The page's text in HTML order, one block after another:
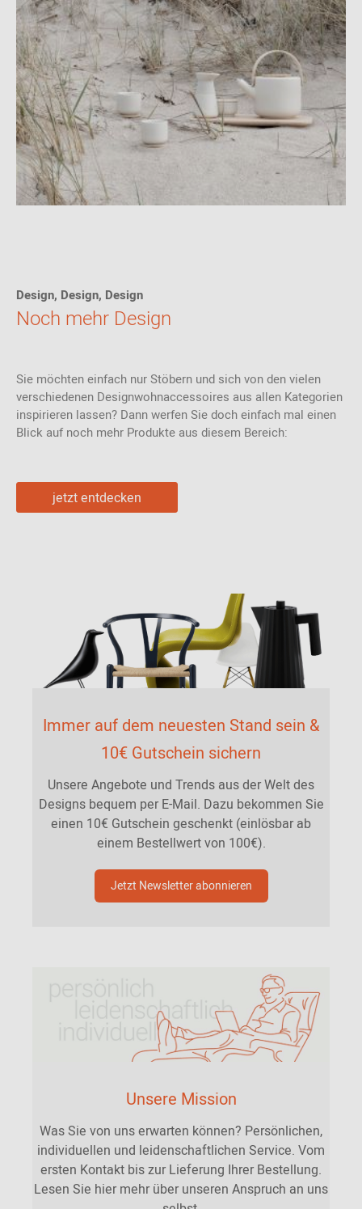
Design, Design, Design
Noch mehr Design
Sie möchten einfach nur Stöbern und sich von den vielen
verschiedenen Designwohnaccessoires aus allen Kategorien
inspirieren lassen? Dann werfen Sie doch einfach mal einen
Blick auf noch mehr Produkte aus diesem Bereich:
jetzt entdecken
Immer auf dem neuesten Stand sein &
10€ Gutschein sichern
Unsere Angebote und Trends aus der Welt des
Designs bequem per E-Mail. Dazu bekommen Sie
einen 10€ Gutschein geschenkt (einlösbar ab
einem Bestellwert von 100€).
Jetzt Newsletter abonnieren
Unsere Mission
Was Sie von uns erwarten können? Persönlichen,
individuellen und leidenschaftlichen Service. Vom
ersten Kontakt bis zur Lieferung Ihrer Bestellung.
Lesen Sie hier mehr über unseren Anspruch an uns